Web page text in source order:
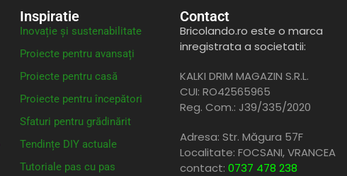
Inspiratie
Inovație și sustenabilitate
Proiecte pentru avansați
Proiecte pentru casă
Proiecte pentru începători
Sfaturi pentru grădinărit
Tendințe DIY actuale
Tutoriale pas cu pas
Contact
Bricolando.ro este o marca
inregistrata a societatii:
KALKI DRIM MAGAZIN S.R.L.
CUI: RO42565965
Reg. Com.: J39/335/2020
Adresa: Str. Măgura 57F
Localitate: FOCSANI,VRANCEA
contact: 0737 478 238